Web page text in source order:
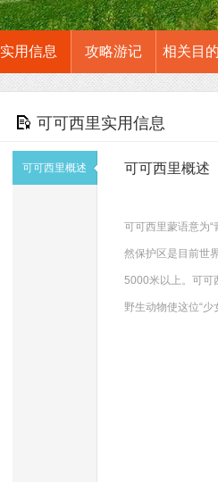
实用信息 攻略游记 相关目
可可西里实用信息
可可西里概述 可可西里概述
可可西里蒙语意为
然保护区是目前世
5000米以上。可可
野生动物使这位“少